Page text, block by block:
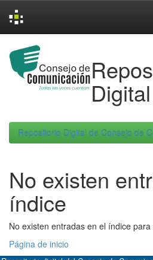
navigation
Digital
Repositorio Digital de Consejo de
No existen
índice
No existen entradas en el índice para
Página de inicio